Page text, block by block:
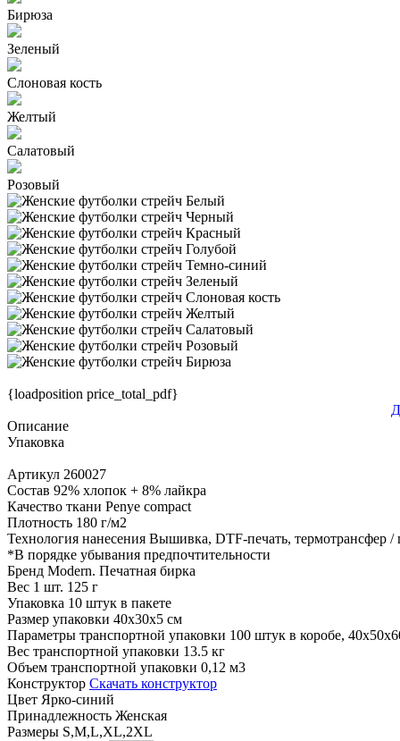
Бирюза
Зеленый
Слоновая кость
Желтый
Салатовый
Розовый
{loadposition price_total_pdf}
Описание
Упаковка
Артикул 260027
Состав 92% хлопок + 8% лайкра
Качество ткани Penye compact
Плотность 180 г/м2
Технология нанесения Вышивка, DTF-печать, термотрансфер
*В порядке убывания предпочтительности
Бренд Modern. Печатная бирка
Вес 1 шт. 125 г
Упаковка 10 штук в пакете
Размер упаковки 40х30х5 см
Параметры транспортной упаковки 100 штук в коробе,
Вес транспортной упаковки 13.5 кг
Объем транспортной упаковки 0,12 м3
Конструктор Скачать конструктор
Цвет Ярко-синий
Принадлежность Женская
Размеры S,M,L,XL,2XL